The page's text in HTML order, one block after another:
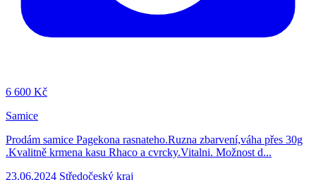
6 600 Kč
Samice
Prodám samice Pagekona rasnateho.Ruzna zbarvení,váha přes 30g
.Kvalitně krmena kasu Rhaco a cvrcky.Vitalni. Možnost d...
23.06.2024 Středočeský kraj